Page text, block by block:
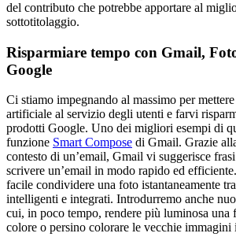
del contributo che potrebbe apportare al
sottotitolaggio.
Risparmiare tempo con Gmail,
Google
Ci stiamo impegnando al massimo per
artificiale al servizio degli utenti e farvi
prodotti Google. Uno dei migliori esempi di
funzione Smart Compose di Gmail. Grazie
contesto di un’email, Gmail vi suggerisce
scrivere un’email in modo rapido ed
facile condividere una foto istantaneamente
intelligenti e integrati. Introdurremo anche
cui, in poco tempo, rendere più luminosa una
colore o persino colorare le vecchie immagini